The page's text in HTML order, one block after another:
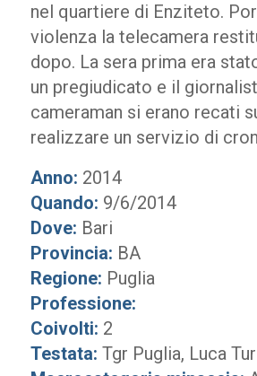
nel quartiere di Enziteto.
violenza la telecamera
dopo. La sera prima era
un pregiudicato e il
cameraman si erano recati
realizzare un servizio di
Anno: 2014
Quando: 9/6/2014
Dove: Bari
Provincia: BA
Regione: Puglia
Professione:
Coivolti: 2
Testata: Tgr Puglia, Luca